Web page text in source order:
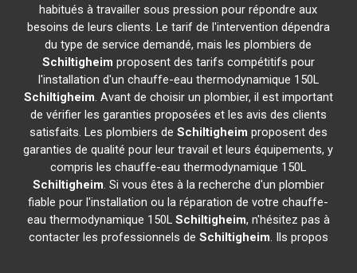
habitués à travailler sous pression pour répondre aux
besoins de leurs clients. Le tarif de l'intervention dépendra
du type de service demandé, mais les plombiers de
Schiltigheim proposent des tarifs compétitifs pour
l'installation d'un chauffe-eau thermodynamique 150L
Schiltigheim. Avant de choisir un plombier, il est important
de vérifier les garanties proposées et les avis des clients
satisfaits. Les plombiers de Schiltigheim proposent des
garanties de qualité pour leur travail et leurs équipements, y
compris les chauffe-eau thermodynamique 150L
Schiltigheim. Si vous êtes à la recherche d'un plombier
fiable pour l'installation ou la réparation de votre chauffe-
eau thermodynamique 150L Schiltigheim, n'hésitez pas à
contacter les professionnels de Schiltigheim. Ils propos